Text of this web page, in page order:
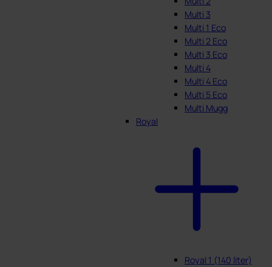
Multi 3
Multi 1 Eco
Multi 2 Eco
Multi 3 Eco
Multi 4
Multi 4 Eco
Multi 5 Eco
Multi Mugg
Royal
Royal 1 (140 liter)